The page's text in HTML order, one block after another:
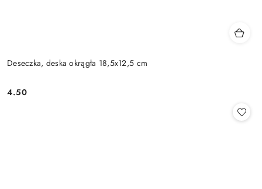
Deseczka, deska okrągła 18,5x12,5 cm
Cena:
4.50